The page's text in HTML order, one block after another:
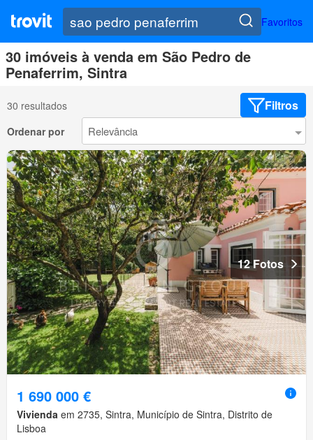
Favoritos
30 imóveis à venda em São Pedro de
Penaferrim, Sintra
30 resultados Filtros
Ordenar por
12 Fotos
1 690 000 €
Vivienda em 2735, Sintra, Município de Sintra, Distrito de
Lisboa